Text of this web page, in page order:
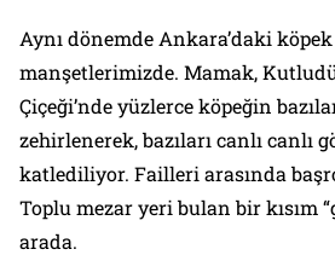
Aynı dönemde Ankara’daki
manşetlerimizde. Mamak,
Çiçeği’nde yüzlerce köpeğin
zehirlenerek, bazıları canlı canlı
katlediliyor. Failleri arasında
Toplu mezar yeri bulan bir kısım
arada.